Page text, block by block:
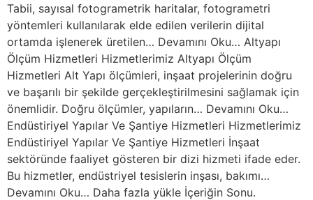
Tabii, sayısal fotogrametrik haritalar, fotogrametri
yöntemleri kullanılarak elde edilen verilerin dijital
ortamda işlenerek üretilen… Devamını Oku… Altyapı
Ölçüm Hizmetleri Hizmetlerimiz Altyapı Ölçüm
Hizmetleri Alt Yapı ölçümleri, inşaat projelerinin doğru
ve başarılı bir şekilde gerçekleştirilmesini sağlamak için
önemlidir. Doğru ölçümler, yapıların… Devamını Oku…
Endüstiriyel Yapılar Ve Şantiye Hizmetleri Hizmetlerimiz
Endüstiriyel Yapılar Ve Şantiye Hizmetleri İnşaat
sektöründe faaliyet gösteren bir dizi hizmeti ifade eder.
Bu hizmetler, endüstriyel tesislerin inşası, bakımı…
Devamını Oku… Daha fazla yükle İçeriğin Sonu.